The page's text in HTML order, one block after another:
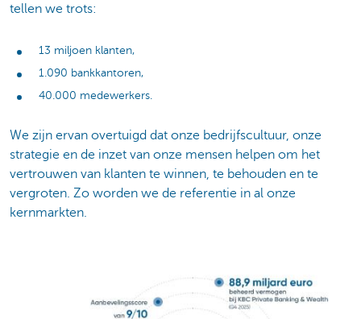
tellen we trots:
13 miljoen klanten,
1.090 bankkantoren,
40.000 medewerkers.
We zijn ervan overtuigd dat onze bedrijfscultuur, onze
strategie en de inzet van onze mensen helpen om het
vertrouwen van klanten te winnen, te behouden en te
vergroten. Zo worden we de referentie in al onze
kernmarkten.